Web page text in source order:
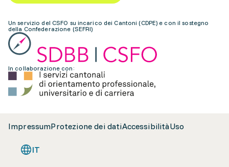
Un servizio del CSFO su incarico dei Cantoni (CDPE) e con il sostegno
della Confederazione (SEFRI)
In collaborazione con:
ImpressumProtezione dei datiAccessibilitàUso
IT